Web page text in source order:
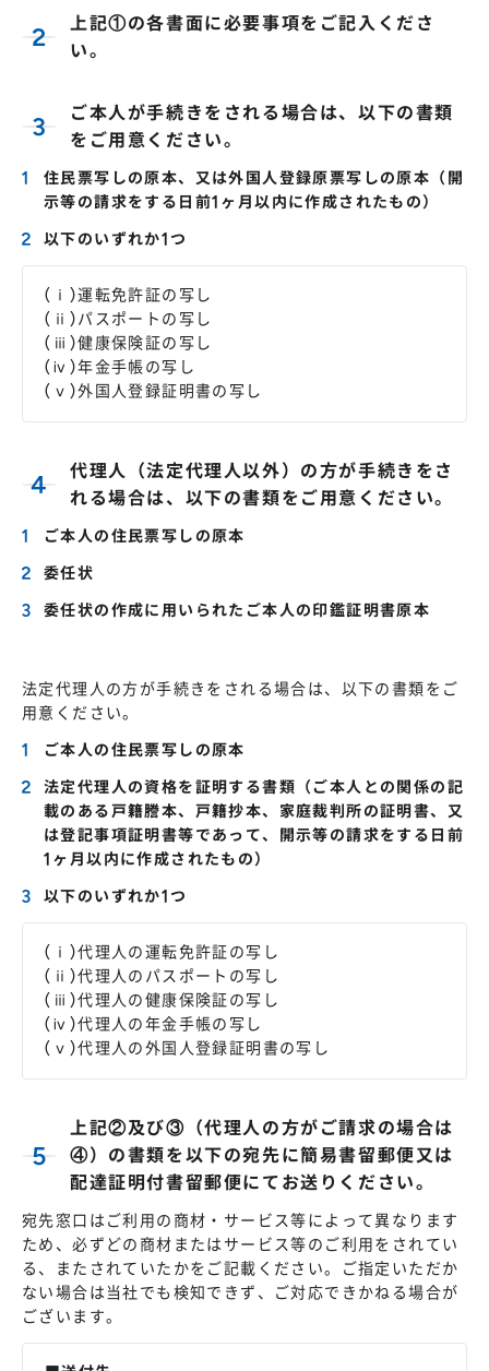
上記①の各書面に必要事項をご記入くださ
い。
ご本人が手続きをされる場合は、以下の書類
をご用意ください。
住民票写しの原本、又は外国人登録原票写しの原本（開
示等の請求をする日前1ヶ月以内に作成されたもの）
以下のいずれか1つ
(ⅰ)運転免許証の写し
(ⅱ)パスポートの写し
(ⅲ)健康保険証の写し
(ⅳ)年金手帳の写し
(ⅴ)外国人登録証明書の写し
代理人（法定代理人以外）の方が手続きをさ
れる場合は、以下の書類をご用意ください。
ご本人の住民票写しの原本
委任状
委任状の作成に用いられたご本人の印鑑証明書原本
法定代理人の方が手続きをされる場合は、以下の書類をご
用意ください。
ご本人の住民票写しの原本
法定代理人の資格を証明する書類（ご本人との関係の記
載のある戸籍謄本、戸籍抄本、家庭裁判所の証明書、又
は登記事項証明書等であって、開示等の請求をする日前
1ヶ月以内に作成されたもの）
以下のいずれか1つ
(ⅰ)代理人の運転免許証の写し
(ⅱ)代理人のパスポートの写し
(ⅲ)代理人の健康保険証の写し
(ⅳ)代理人の年金手帳の写し
(ⅴ)代理人の外国人登録証明書の写し
上記②及び③（代理人の方がご請求の場合は
④）の書類を以下の宛先に簡易書留郵便又は
配達証明付書留郵便にてお送りください。
宛先窓口はご利用の商材・サービス等によって異なります
ため、必ずどの商材またはサービス等のご利用をされてい
る、またされていたかをご記載ください。ご指定いただか
ない場合は当社でも検知できず、ご対応できかねる場合が
ございます。